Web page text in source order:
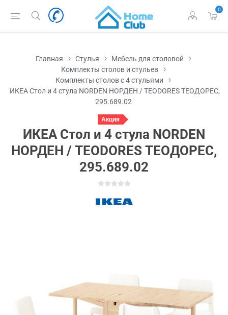
0
Главная Стулья
Мебель для столовой
Комплекты столов и стульев
Комплекты столов с 4 стульями
ИКЕА Стол и 4 стула NORDEN НОРДЕН / TEODORES ТЕОДОРЕС,
295.689.02
Акция
ИКЕА Стол и 4 стула NORDEN
НОРДЕН / TEODORES ТЕОДОРЕС,
295.689.02